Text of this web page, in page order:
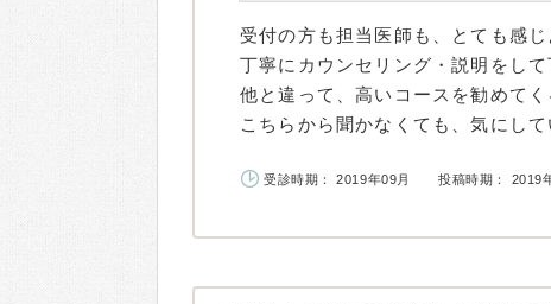
受付の方も担当医師も、とても感じ
丁寧にカウンセリング・説明をして
他と違って、高いコースを勧めてく
こちらから聞かなくても、気にし
受診時期： 2019年09月 投稿時期： 2019